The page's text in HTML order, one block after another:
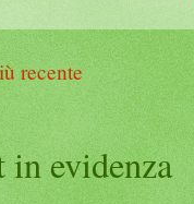
recente
in evidenza